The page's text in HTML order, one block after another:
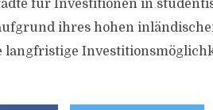
für Investitionen in
ihres hohen
langfristige